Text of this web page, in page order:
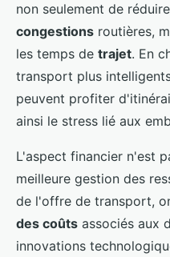
non seulement de
congestions routières,
les temps de trajet. En
transport plus
peuvent profiter
ainsi le stress lié aux
L'aspect financier n'est
meilleure gestion des
de l'offre de transport,
des coûts associés aux
innovations